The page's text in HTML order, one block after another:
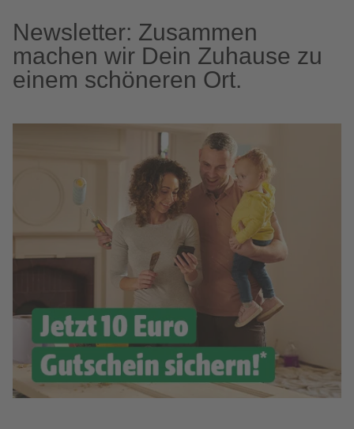
Newsletter: Zusammen
machen wir Dein Zuhause zu
einem schöneren Ort.